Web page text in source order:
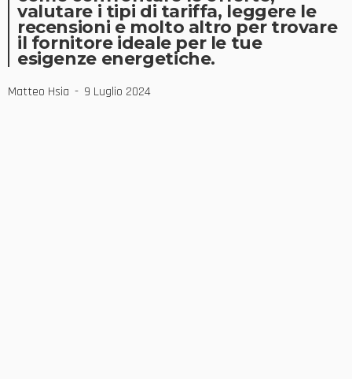
valutare i tipi di tariffa, leggere le
recensioni e molto altro per trovare
il fornitore ideale per le tue
esigenze energetiche.
Matteo Hsia 9 Luglio 2024